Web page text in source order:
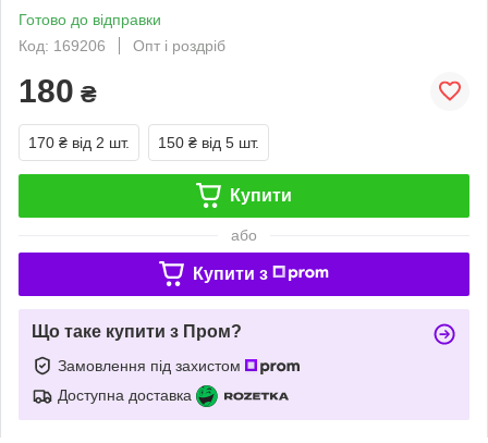
Готово до відправки
Код: 169206
Опт і роздріб
180 ₴
170 ₴ від 2 шт. 150 ₴ від 5 шт.
Купити
або
Купити з
Що таке купити з Пром?
Замовлення під захистом
Доступна доставка